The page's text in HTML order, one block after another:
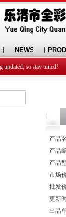
NEWS
updated, so stay tuned!
产品
产品
产品
市场
批发
更新
出品